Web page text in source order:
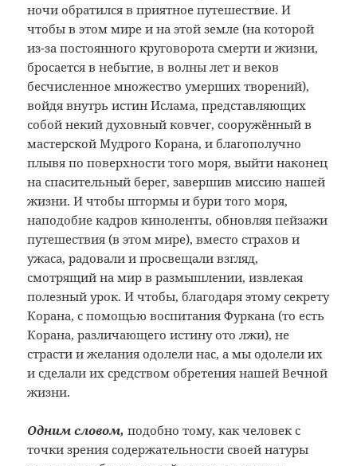
ночи обратился в приятное путешествие. И
чтобы в этом мире и на этой земле (на которой
из-за постоянного круговорота смерти и жизни,
бросается в небытие, в волны лет и веков
бесчисленное множество умерших творений),
войдя внутрь истин Ислама, представляющих
собой некий духовный ковчег, сооружённый в
мастерской Мудрого Корана, и благополучно
плывя по поверхности того моря, выйти наконец
на спасительный берег, завершив миссию нашей
жизни. И чтобы штормы и бури того моря,
наподобие кадров киноленты, обновляя пейзажи
путешествия (в этом мире), вместо страхов и
ужаса, радовали и просвещали взгляд,
смотрящий на мир в размышлении, извлекая
полезный урок. И чтобы, благодаря этому секрету
Корана, с помощью воспитания Фуркана (то есть
Корана, различающего истину ото лжи), не
страсти и желания одолели нас, а мы одолели их
и сделали их средством обретения нашей Вечной
жизни.
Одним словом, подобно тому, как человек с
точки зрения содержательности своей натуры